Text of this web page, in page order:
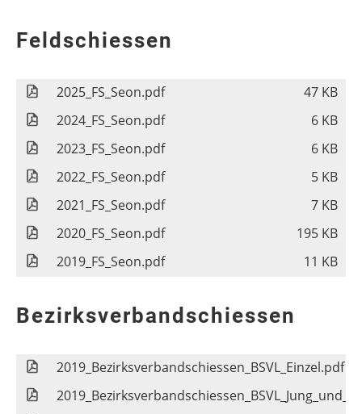
Feldschiessen
2025_FS_Seon.pdf
47 KB
2024_FS_Seon.pdf
6 KB
2023_FS_Seon.pdf
6 KB
2022_FS_Seon.pdf
5 KB
2021_FS_Seon.pdf
7 KB
2020_FS_Seon.pdf
195 KB
2019_FS_Seon.pdf
11 KB
Bezirksverbandschiessen
2019_Bezirksverbandschiessen_BSVL_Einzel.pdf